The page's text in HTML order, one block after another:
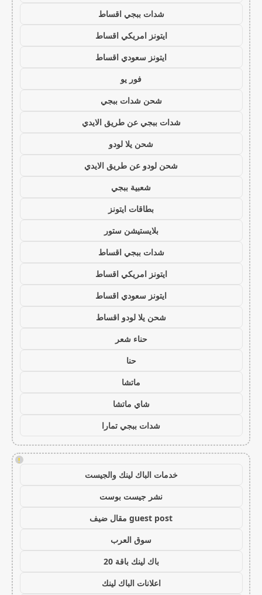
شدات ببجي اقساط
ايتونز امريكي اقساط
ايتونز سعودي اقساط
فور يو
شحن شدات ببجي
شدات ببجي عن طريق الايدي
شحن يلا لودو
شحن لودو عن طريق الايدي
شعبية ببجي
بطاقات ايتونز
بلايستيشن ستور
شدات ببجي اقساط
ايتونز امريكي اقساط
ايتونز سعودي اقساط
شحن يلا لودو اقساط
حناء شعر
حنا
ماتشا
شاي ماتشا
شدات ببجي تمارا
!
خدمات الباك لينك والجيست
نشر جيست بوست
guest post مقال ضيف
سوق العرب
باك لينك باقة 20
اعلانات الباك لينك